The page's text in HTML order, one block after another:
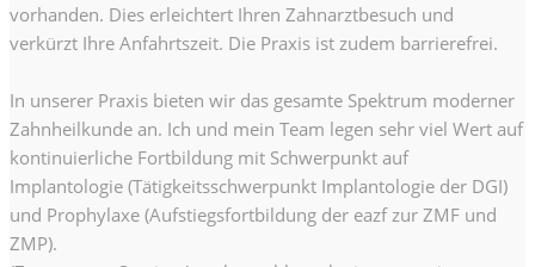
vorhanden. Dies erleichtert Ihren Zahnarztbesuch und
verkürzt Ihre Anfahrtszeit. Die Praxis ist zudem barrierefrei.
In unserer Praxis bieten wir das gesamte Spektrum moderner
Zahnheilkunde an. Ich und mein Team legen sehr viel Wert auf
kontinuierliche Fortbildung mit Schwerpunkt auf
Implantologie (Tätigkeitsschwerpunkt Implantologie der DGI)
und Prophylaxe (Aufstiegsfortbildung der eazf zur ZMF und
ZMP).